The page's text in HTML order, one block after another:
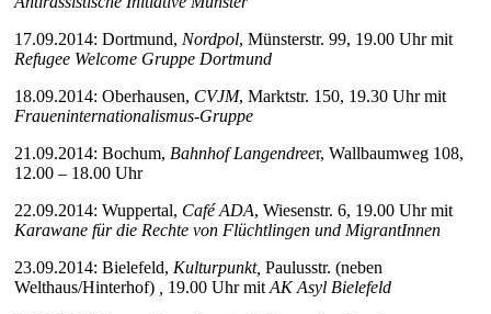
17.09.2014: Dortmund, Nordpol, Münsterstr. 99, 19.00 Uhr mit
Refugee Welcome Gruppe Dortmund
18.09.2014: Oberhausen, CVJM, Marktstr. 150, 19.30 Uhr mit
Fraueninternationalismus-Gruppe
21.09.2014: Bochum, Bahnhof Langendreer, Wallbaumweg 108,
12.00 – 18.00 Uhr
22.09.2014: Wuppertal, Café ADA, Wiesenstr. 6, 19.00 Uhr mit
Karawane für die Rechte von Flüchtlingen und MigrantInnen
23.09.2014: Bielefeld, Kulturpunkt, Paulusstr. (neben
Welthaus/Hinterhof)
19.00 Uhr mit AK Asyl Bielefeld